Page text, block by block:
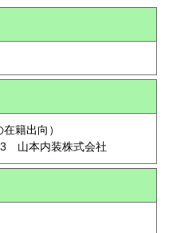
籍出向）
山本内装株式会社